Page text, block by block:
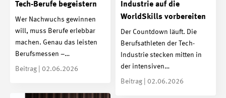
Tech-Berufe begeistern
Wer Nachwuchs gewinnen
will, muss Berufe erlebbar
machen. Genau das leisten
Berufsmessen –…
Beitrag | 02.06.2026
Industrie auf die
WorldSkills vorbereiten
Der Countdown läuft. Die
Berufsathleten der Tech-
Industrie stecken mitten in
der intensiven…
Beitrag | 02.06.2026